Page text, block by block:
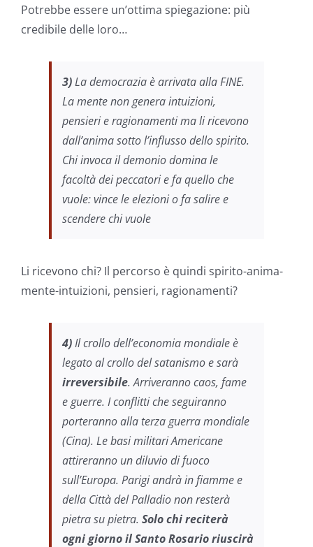
Potrebbe essere un’ottima spiegazione: più
credibile delle loro…
3)La democrazia è arrivata alla FINE.
La mente non genera intuizioni,
pensieri e ragionamenti ma li ricevono
dall’anima sotto l’influsso dello spirito.
Chi invoca il demonio domina le
facoltà dei peccatori e fa quello che
vuole: vince le elezioni o fa salire e
scendere chi vuole
Li ricevono chi? Il percorso è quindi spirito-anima-
mente-intuizioni, pensieri, ragionamenti?
4)Il crollo dell’economia mondiale è
legato al crollo del satanismo e sarà
irreversibile. Arriveranno caos, fame
e guerre. I conflitti che seguiranno
porteranno alla terza guerra mondiale
(Cina). Le basi militari Americane
attireranno un diluvio di fuoco
sull’Europa. Parigi andrà in fiamme e
della Città del Palladio non resterà
pietra su pietra. Solo chi reciterà
ogni giorno il Santo Rosario riuscirà